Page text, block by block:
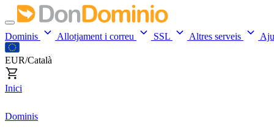
Dominis Allotjament i correu SSL Altres serveis
EUR/Català
Inici
Dominis